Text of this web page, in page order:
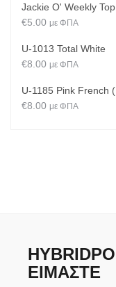
Jackie O' Weekly
€5.00 με ΦΠΑ
U-1013 Total White
€8.00 με ΦΠΑ
U-1185 Pink French
€8.00 με ΦΠΑ
ΕΊΜΑΣΤΕ